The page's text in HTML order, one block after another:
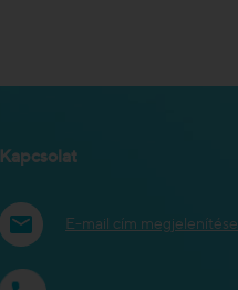
Kapcsolat
E-mail cím megjelenítése